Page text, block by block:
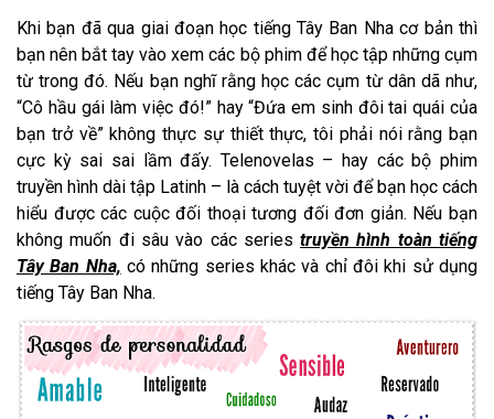
Khi bạn đã qua giai đoạn học tiếng Tây Ban Nha cơ bản thì
bạn nên bắt tay vào xem các bộ phim để học tập những cụm
từ trong đó. Nếu bạn nghĩ rằng học các cụm từ dân dã như,
“Cô hầu gái làm việc đó!” hay “Đứa em sinh đôi tai quái của
bạn trở về” không thực sự thiết thực, tôi phải nói rằng bạn
cực kỳ sai sai lầm đấy. Telenovelas – hay các bộ phim
truyền hình dài tập Latinh – là cách tuyệt vời để bạn học cách
hiểu được các cuộc đối thoại tương đối đơn giản. Nếu bạn
không muốn đi sâu vào các series truyền hình toàn tiếng
Tây Ban Nha, có những series khác và chỉ đôi khi sử dụng
tiếng Tây Ban Nha.